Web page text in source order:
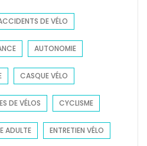
DE VÉLO
AUTONOMIE
CASQUE VÉLO
DE VÉLOS CYCLISME
ADULTE ENTRETIEN VÉLO